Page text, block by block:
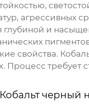
агрессивных
глубиной и
свойства.
Процесс требует
Кобальт черный